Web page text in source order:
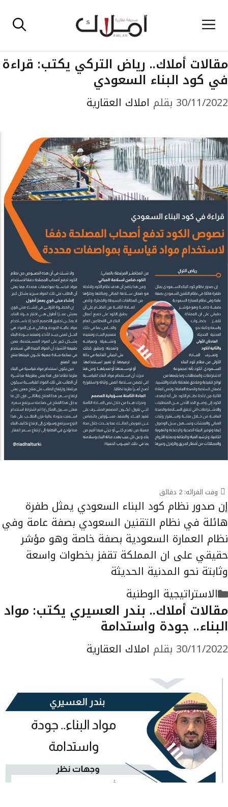
إلى القائمة
مقالات أملاك.. رياض التركي يكتب: قراءة
في كود البناء السعودي
30/11/2022 بقلم املاك العقارية
وقت القرائه: 2 دقائق
إن صدور نظام كود البناء السعودي يمثل طفرة
هائلة في نظام التقنين السعودي بصفة عامة وفي
نظام العمارة السعودية بصفة خاصة وهو مؤشر
حقيقي على ان المملكة تقفز بخطوات واسعة
وثابتة نحو المدنية الحديثة
التصنيفات
الاستراتيجية الوطنية
مقالات أملاك.. بندر العسيري يكتب: مواد
البناء.. جودة واستدامة
30/11/2022 بقلم املاك العقارية